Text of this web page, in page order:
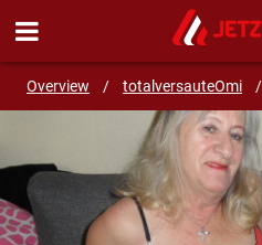
Overview / totalversauteOmi /